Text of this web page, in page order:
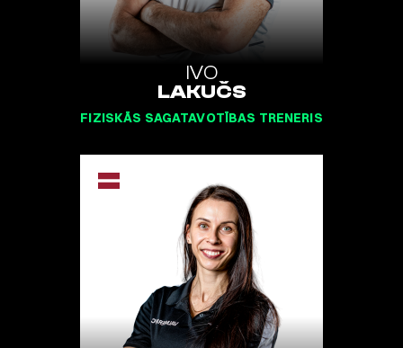
IVO
LAKUČS
FIZISKĀS SAGATAVOTĪBAS TRENERIS